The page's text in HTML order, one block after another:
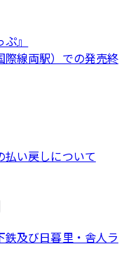
』
際線両駅）での発売終
払い戻しについて
及び日暮里・舎人ラ